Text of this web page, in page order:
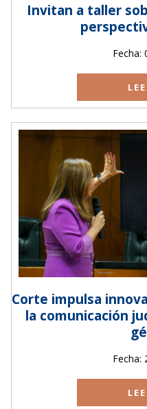
Invitan a taller
Fecha:
Corte impulsa
la comunicación
Fecha: